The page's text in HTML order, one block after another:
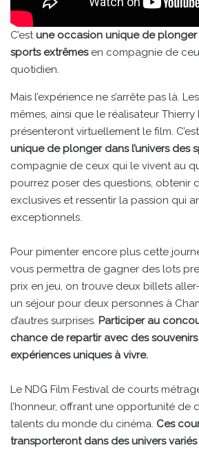
C’estune occasion unique de plonger
sports extrêmes en compagnie de
quotidien.
Mais l’expérience ne s’arrête pas là.
mêmes, ainsi que le réalisateur
présenteront virtuellement le film. C’est
unique de plonger dans l’univers des
compagnie de ceux qui le vivent au
pourrez poser des questions, obtenir
exclusives et ressentir la passion qui
exceptionnels.
Pour pimenter encore plus cette
vous permettra de gagner des lots
prix en jeu, on trouve deux billets
un séjour pour deux personnes à
d’autres surprises. Participer au
chance de repartir avec des
expériences uniques à vivre.
Le NDG Film Festival de courts
l’honneur, offrant une opportunité de
talents du monde du cinéma. Ces
transporteront dans des univers